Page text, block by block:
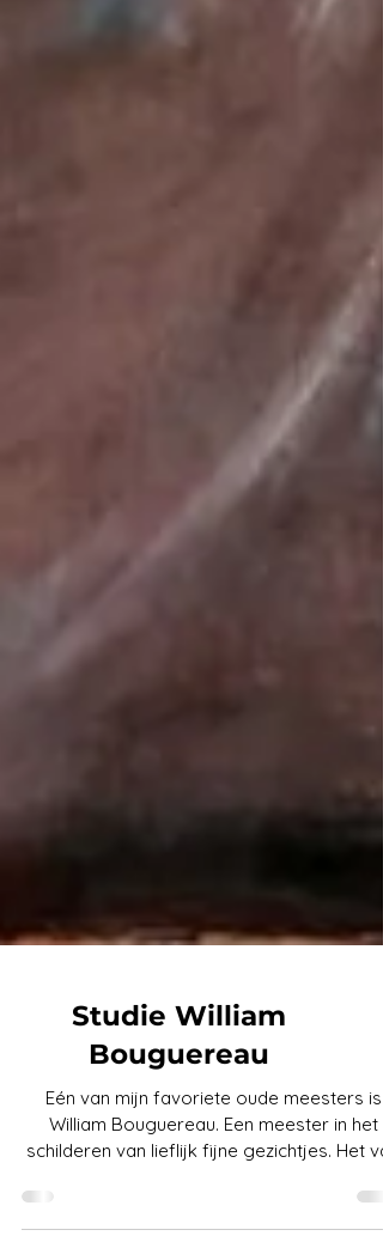
Studie William
Bouguereau
Eén van mijn favoriete oude meesters is
schilderen van lieflijk fijne gezichtjes. Het
niet...